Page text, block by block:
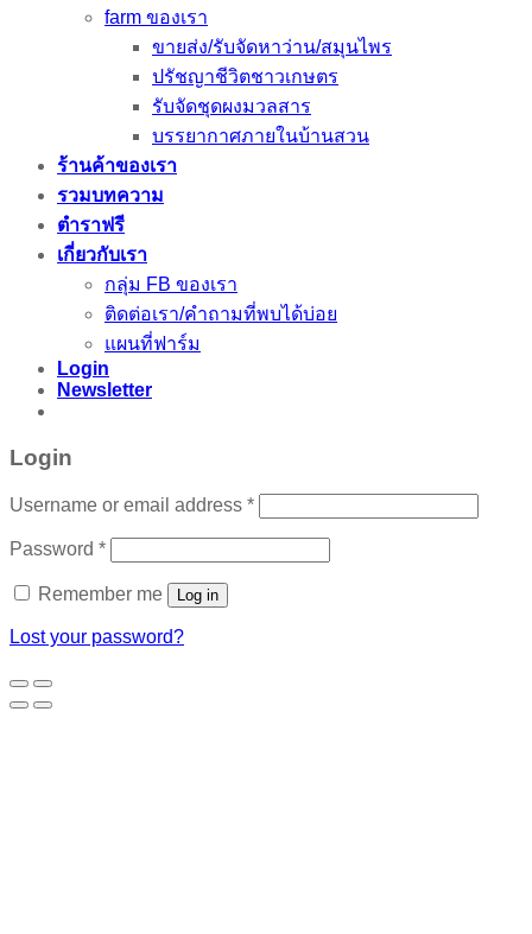
farm ของเรา
ขายส่ง/รับจัดหาว่าน/สมุนไพร
ปรัชญาชีวิตชาวเกษตร
รับจัดชุดผงมวลสาร
บรรยากาศภายในบ้านสวน
ร้านค้าของเรา
รวมบทความ
ตำราฟรี
เกี่ยวกับเรา
กลุ่ม FB ของเรา
ติดต่อเรา/คำถามที่พบได้บ่อย
แผนที่ฟาร์ม
Login
Newsletter
Login
Username or email address *
Password *
Remember me Log in
Lost your password?